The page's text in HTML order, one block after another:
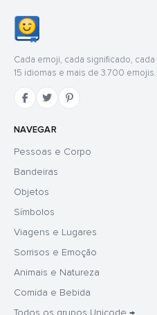
Cada emoji, cada significado,
15 idiomas e mais de 3.700 emojis.
NAVEGAR
Pessoas e Corpo
Bandeiras
Objetos
Símbolos
Viagens e Lugares
Sorrisos e Emoção
Animais e Natureza
Comida e Bebida
Todos os grupos Unicode →